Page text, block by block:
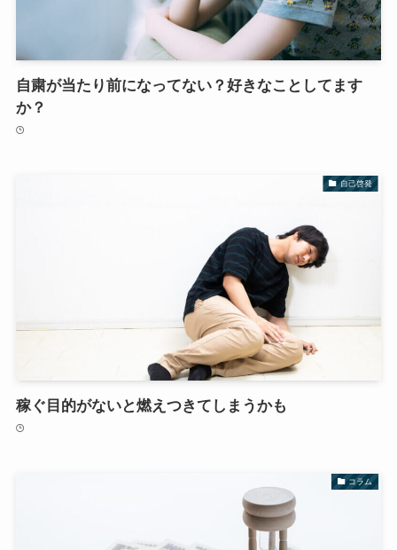
自粛が当たり前になってない？好きなことしてます
か？
自己啓発
稼ぐ目的がないと燃えつきてしまうかも
コラム